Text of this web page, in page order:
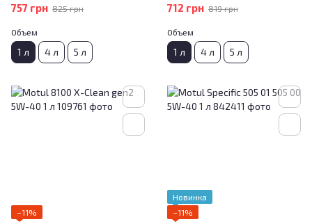
757 грн 825 грн
Объем
1 л 4 л 5 л
712 грн 819 грн
Объем
1 л 4 л 5 л
−11%
Новинка
−11%